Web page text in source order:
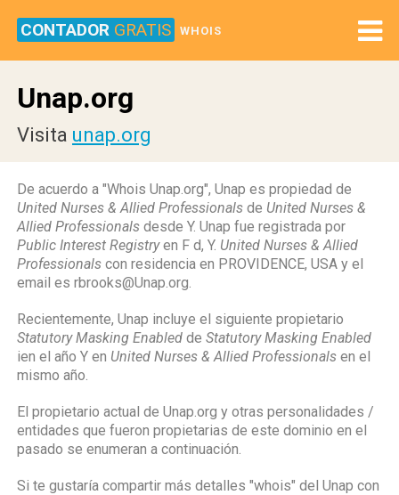
CONTADOR GRATIS WHOIS
Unap.org
Visita unap.org
De acuerdo a "Whois Unap.org", Unap es propiedad de
United Nurses & Allied Professionals de United Nurses &
Allied Professionals desde Y. Unap fue registrada por
Public Interest Registryen F d, Y. United Nurses & Allied
Professionals con residencia en PROVIDENCE, USA y el
email es rbrooks@Unap.org.
Recientemente, Unap incluye el siguiente propietario
Statutory Masking Enabled de Statutory Masking Enabled
ien el año Y en United Nurses & Allied Professionals en el
mismo año.
El propietario actual de Unap.org y otras personalidades /
entidades que fueron propietarias de este dominio en el
pasado se enumeran a continuación.
Si te gustaría compartir más detalles "whois" del Unap con